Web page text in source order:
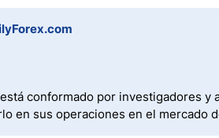
conformado por investigadores
en sus operaciones en el mercado